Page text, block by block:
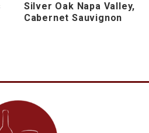
Silver Oak Napa Valley,
Cabernet Sauvignon